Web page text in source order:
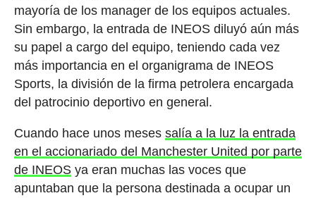
mayoría de los manager de los equipos actuales.
Sin embargo, la entrada de INEOS diluyó aún más
su papel a cargo del equipo, teniendo cada vez
más importancia en el organigrama de INEOS
Sports, la división de la firma petrolera encargada
del patrocinio deportivo en general.
Cuando hace unos meses salía a la luz la entrada
en el accionariado del Manchester United por parte
de INEOSya eran muchas las voces que
apuntaban que la persona destinada a ocupar un